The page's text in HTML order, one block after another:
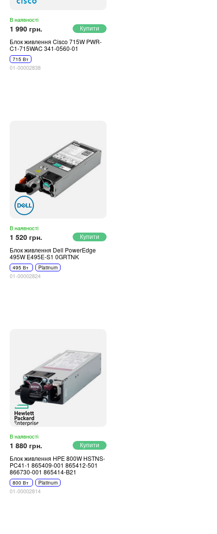
Акумулятори для ДБЖ
В наявності
1 990 грн.
Блок живлення Cisco 715W PWR-
C1-715WAC 341-0560-01
715 Вт
01-00002838
В наявності
1 520 грн.
Блок живлення Dell PowerEdge
495W E495E-S1 0GRTNK
495 Вт Platinum
01-00002824
В наявності
1 880 грн.
Блок живлення HPE 800W HSTNS-
PC41-1 865409-001 865412-501
866730-001 865414-B21
800 Вт Platinum
01-00002814